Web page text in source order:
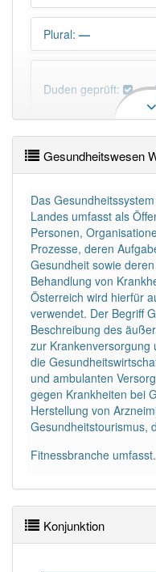
Plural: —
Duden geprüft:
Wörter, die mit "-
DER:0
DIE:0
DAS:132
PowerIndex: 10
Häufigkeit: 6 von 10
Wörter mit Endung-
einem anderen Artikel
Gesundheitswesen
Das
Landes umfasst als
Personen,
Prozesse, deren
Gesundheit sowie
Behandlung von
Österreich wird hierfür
verwendet. Der Begriff
Beschreibung des
zur Krankenversorgung
die
und ambulanten
gegen Krankheiten bei
Herstellung von
Gesundheitstourismus,
Fitnessbranche umfasst.
Konjunktion